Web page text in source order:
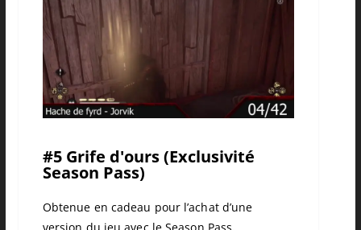
#5 Grife d'ours (Exclusivité
Season Pass)
Obtenue en cadeau pour l’achat d’une